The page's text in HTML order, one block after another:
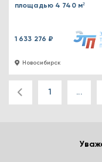
Новосибирск
площадью 4 740 м²
1 633 276 ₽
1 ...